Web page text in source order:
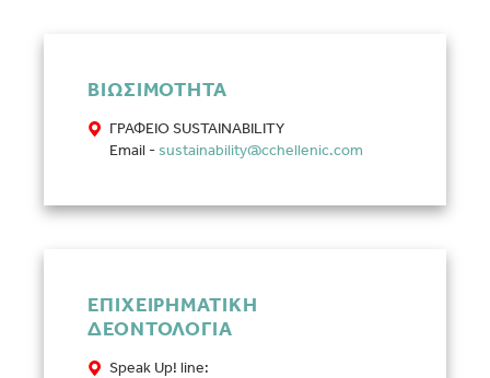
ΒΙΩΣΙΜΟΤΗΤΑ
ΓΡΑΦΕΙΟ SUSTAINABILITY
Email - sustainability@cchellenic.com
ΕΠΙΧΕΙΡΗΜΑΤΙΚΗ
ΔΕΟΝΤΟΛΟΓΙΑ
Speak Up! line: